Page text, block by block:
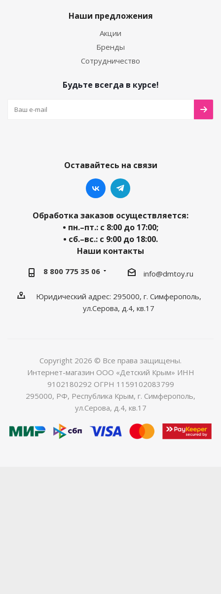
Наши предложения
Акции
Бренды
Сотрудничество
Будьте всегда в курсе!
Оставайтесь на связи
Обработка заказов осуществляется:
• пн.–пт.: с 8:00 до 17:00;
• сб.–вс.: с 9:00 до 18:00.
Наши контакты
8 800 775 35 06 info@dmtoy.ru
Юридический адрес: 295000, г. Симферополь,
ул.Серова, д.4, кв.17
Copyright 2026 © Все права защищены.
Интернет-магазин ООО «Детский Крым» ИНН
9102180292 ОГРН 1159102083799
295000, РФ, Республика Крым, г. Симферополь,
ул.Серова, д.4, кв.17